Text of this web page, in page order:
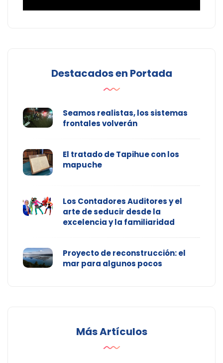
Destacados en Portada
Seamos realistas, los sistemas
frontales volverán
El tratado de Tapihue con los
mapuche
Los Contadores Auditores y el
arte de seducir desde la
excelencia y la familiaridad
Proyecto de reconstrucción: el
mar para algunos pocos
Más Artículos